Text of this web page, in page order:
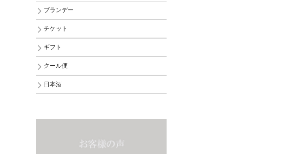
ブランデー
チケット
ギフト
クール便
日本酒